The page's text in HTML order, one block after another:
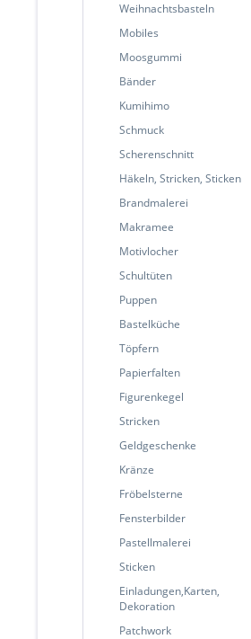
Weihnachtsbasteln
Mobiles
Moosgummi
Bänder
Kumihimo
Schmuck
Scherenschnitt
Häkeln, Stricken, Sticken
Brandmalerei
Makramee
Motivlocher
Schultüten
Puppen
Bastelküche
Töpfern
Papierfalten
Figurenkegel
Stricken
Geldgeschenke
Kränze
Fröbelsterne
Fensterbilder
Pastellmalerei
Sticken
Einladungen,Karten,
Dekoration
Patchwork